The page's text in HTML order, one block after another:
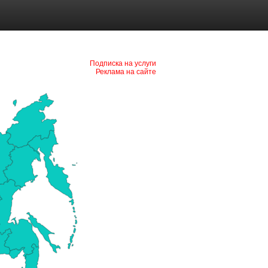
Подписка на услуги
Реклама на сайте